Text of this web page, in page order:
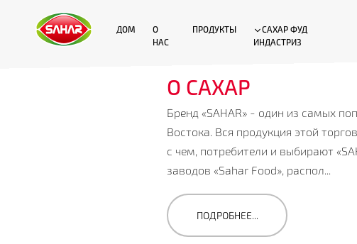
ДОМ
О
НАС
ПРОДУКТЫ
САХАР ФУД
ИНДАСТРИЗ
О САХАР
Бренд «SAHAR» - один из самых
Востока. Вся продукция этой
с чем, потребители и выбирают
заводов «Sahar Food», распол...
ПОДРОБНЕЕ...